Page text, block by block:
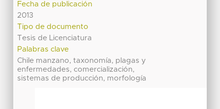
Fecha de publicación
2013
Tipo de documento
Tesis de Licenciatura
Palabras clave
Chile manzano, taxonomía, plagas y
enfermedades, comercialización,
sistemas de producción, morfología